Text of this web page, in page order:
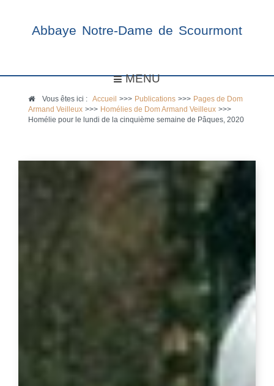
Abbaye Notre-Dame de Scourmont
MENU
Vous êtes ici :Accueil >>> Publications >>> Pages de Dom
Armand Veilleux >>> Homélies de Dom Armand Veilleux >>>
Homélie pour le lundi de la cinquième semaine de Pâques, 2020